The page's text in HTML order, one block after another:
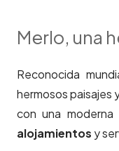
Merlo, una
Reconocida
hermosos paisajes
con una
alojamientos y